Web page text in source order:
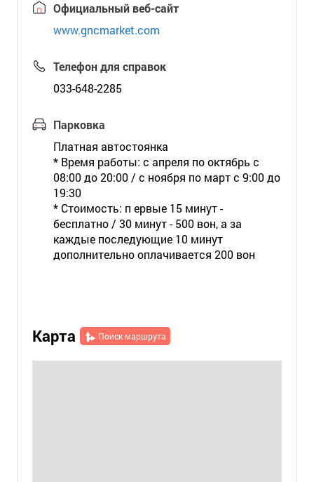
Официальный веб-сайт
www.gncmarket.com
Телефон для справок
033-648-2285
Парковка
Платная автостоянка
* Время работы: с апреля по октябрь с
08:00 до 20:00 / с ноября по март с 9:00 до
19:30
* Стоимость: п ервые 15 минут -
бесплатно / 30 минут - 500 вон, а за
каждые последующие 10 минут
дополнительно оплачивается 200 вон
Карта Поиск маршрута